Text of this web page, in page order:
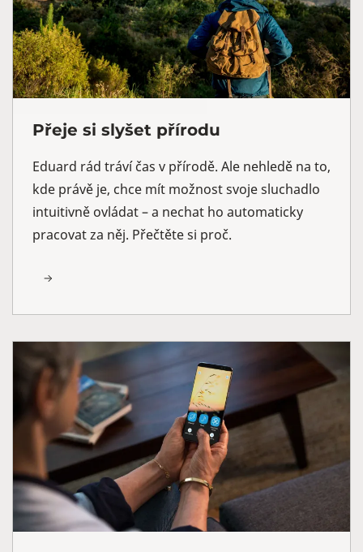
Přeje si slyšet přírodu
Eduard rád tráví čas v přírodě. Ale nehledě na to,
kde právě je, chce mít možnost svoje sluchadlo
intuitivně ovládat – a nechat ho automaticky
pracovat za něj. Přečtěte si proč.